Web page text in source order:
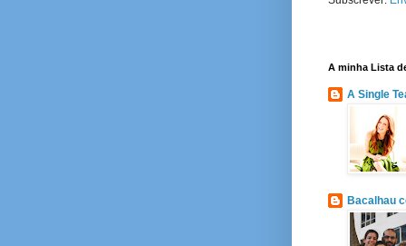
A minha Lista
A Single
Bacalhau